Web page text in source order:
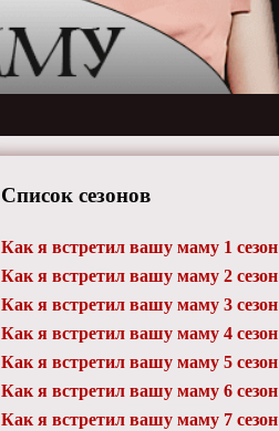
Список сезонов
Как я встретил вашу маму 1 сезон
Как я встретил вашу маму 2 сезон
Как я встретил вашу маму 3 сезон
Как я встретил вашу маму 4 сезон
Как я встретил вашу маму 5 сезон
Как я встретил вашу маму 6 сезон
Как я встретил вашу маму 7 сезон